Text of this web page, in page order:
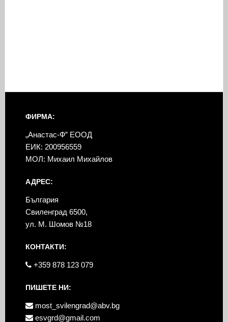
ФИРМА:
„Анастас-Ф” ЕООД
ЕИК: 200956559
МОЛ: Михаил Михайлов
АДРЕС:
България
Свиленград 6500,
ул. М. Шомов №18
КОНТАКТИ:
+359 878 123 079
ПИШЕТЕ НИ:
most_svilengrad@abv.bg
esvgrd@gmail.com